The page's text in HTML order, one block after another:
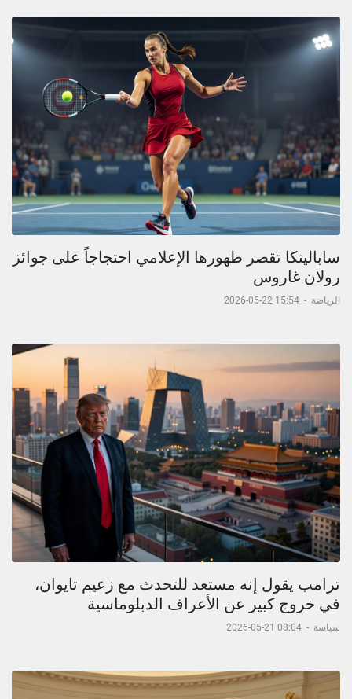
سابالينكا تقصر ظهورها الإعلامي احتجاجاً على جوائز
رولان غاروس
الرياضة -
15:54 22-05-2026
ترامب يقول إنه مستعد للتحدث مع زعيم تايوان،
في خروج كبير عن الأعراف الدبلوماسية
سياسة -
08:04 21-05-2026